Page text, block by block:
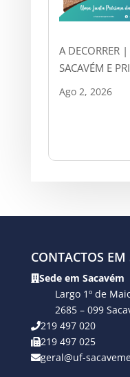
A DECORRER
SACAVÉM E
Ago 2, 2026
CONTACTOS EM
Sede em Sacavém
Largo 1º de
2685 – 099
219 497 020
219 497 025
geral@uf-